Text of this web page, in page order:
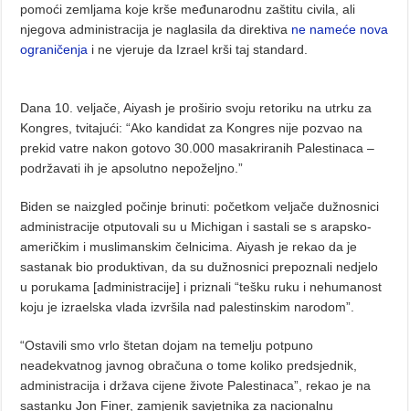
pomoći zemljama koje krše međunarodnu zaštitu civila, ali
njegova administracija je naglasila da direktiva ne nameće nova
ograničenja i ne vjeruje da Izrael krši taj standard.
Dana 10. veljače, Aiyash je proširio svoju retoriku na utrku za
Kongres, tvitajući: “Ako kandidat za Kongres nije pozvao na
prekid vatre nakon gotovo 30.000 masakriranih Palestinaca –
podržavati ih je apsolutno nepoželjno.”
Biden se naizgled počinje brinuti: početkom veljače dužnosnici
administracije otputovali su u Michigan i sastali se s arapsko-
američkim i muslimanskim čelnicima. Aiyash je rekao da je
sastanak bio produktivan, da su dužnosnici prepoznali nedjelo
u porukama [administracije] i priznali “tešku ruku i nehumanost
koju je izraelska vlada izvršila nad palestinskim narodom”.
“Ostavili smo vrlo štetan dojam na temelju potpuno
neadekvatnog javnog obračuna o tome koliko predsjednik,
administracija i država cijene živote Palestinaca”, rekao je na
sastanku Jon Finer, zamjenik savjetnika za nacionalnu